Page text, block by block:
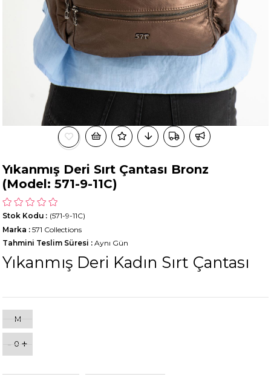
Yıkanmış Deri Sırt Çantası Bronz
(Model: 571-9-11C)
(571-9-11C)
Stok Kodu
Marka : 571 Collections
Tahmini Teslim Süresi : Aynı Gün
Yıkanmış Deri Kadın Sırt Çantası
M
- 0 +